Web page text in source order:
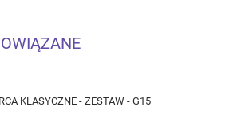
KLASYCZNE - ZESTAW - G15